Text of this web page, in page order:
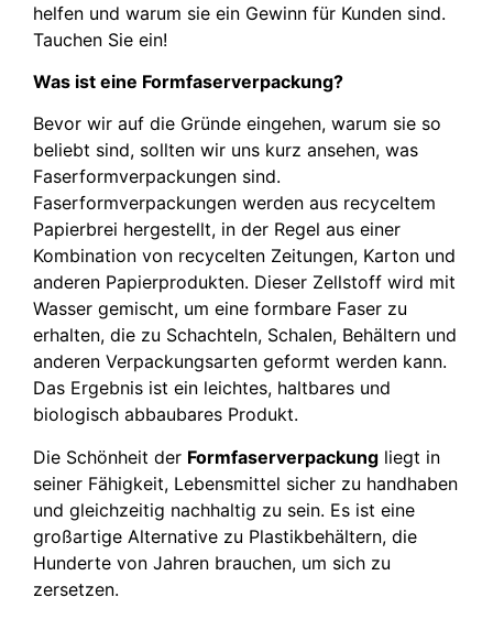
helfen und warum sie ein Gewinn für Kunden sind.
Tauchen Sie ein!
Was ist eine Formfaserverpackung?
Bevor wir auf die Gründe eingehen, warum sie so
beliebt sind, sollten wir uns kurz ansehen, was
Faserformverpackungen sind.
Faserformverpackungen werden aus recyceltem
Papierbrei hergestellt, in der Regel aus einer
Kombination von recycelten Zeitungen, Karton und
anderen Papierprodukten. Dieser Zellstoff wird mit
Wasser gemischt, um eine formbare Faser zu
erhalten, die zu Schachteln, Schalen, Behältern und
anderen Verpackungsarten geformt werden kann.
Das Ergebnis ist ein leichtes, haltbares und
biologisch abbaubares Produkt.
Die Schönheit der Formfaserverpackung liegt in
seiner Fähigkeit, Lebensmittel sicher zu handhaben
und gleichzeitig nachhaltig zu sein. Es ist eine
großartige Alternative zu Plastikbehältern, die
Hunderte von Jahren brauchen, um sich zu
zersetzen.